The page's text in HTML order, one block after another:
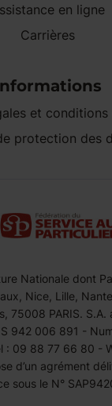
en ligne
Carrières
et conditions
protection des
Nationale dont
Nice, Lille,
75008 PARIS.
942 006 891 -
: 09 88 77 66 80 -
d’un agrément
sous le N°